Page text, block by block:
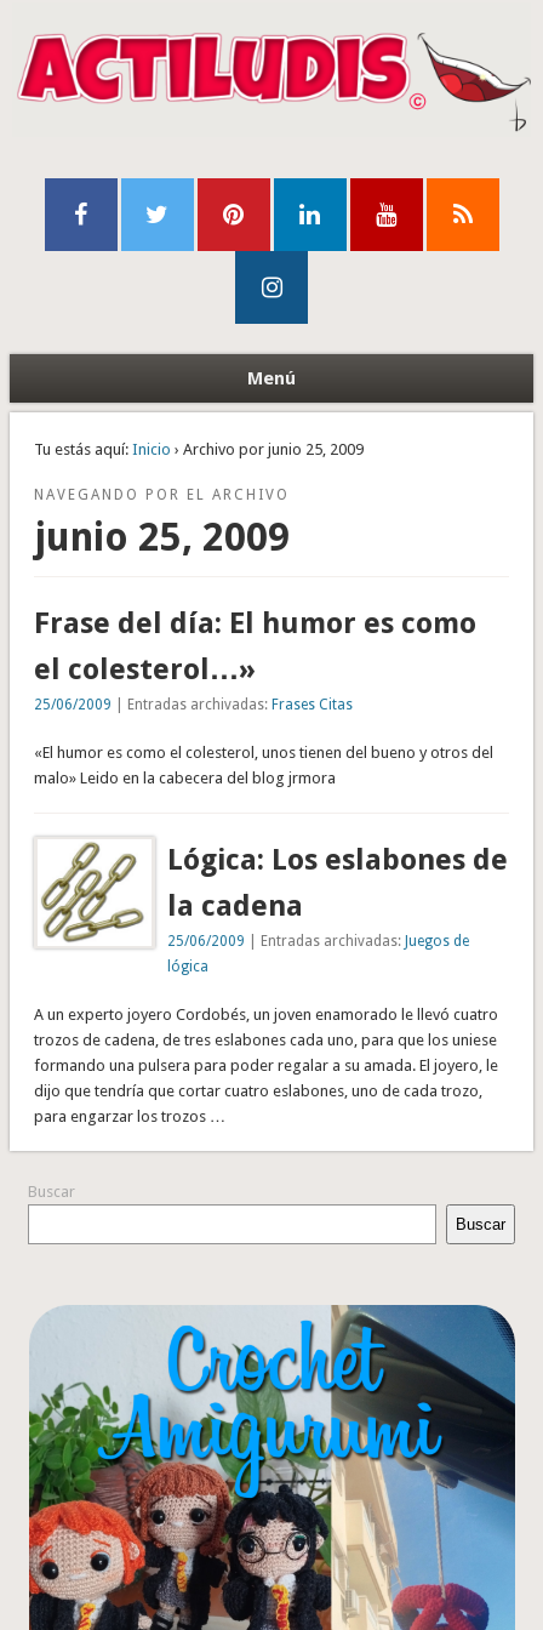
Menú
Tu estás aquí: Inicio › Archivo por junio 25, 2009
NAVEGANDO POR EL ARCHIVO
junio 25, 2009
Frase del día: El humor es como
el colesterol…»
25/06/2009 | Entradas archivadas: Frases Citas
«El humor es como el colesterol, unos tienen del bueno y otros del
malo» Leido en la cabecera del blog jrmora
Lógica: Los eslabones de
la cadena
25/06/2009 | Entradas archivadas:Juegos de
lógica
A un experto joyero Cordobés, un joven enamorado le llevó cuatro
trozos de cadena, de tres eslabones cada uno, para que los uniese
formando una pulsera para poder regalar a su amada. El joyero, le
dijo que tendría que cortar cuatro eslabones, uno de cada trozo,
para engarzar los trozos …
Buscar
Buscar